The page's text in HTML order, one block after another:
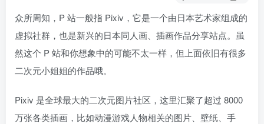
众所周知，P 站一般指 Pixiv，它是一个由日本艺术家组成的
虚拟社群，也是新兴的日本同人画、插画作品分享站点。虽
然这个 P 站和你想象中的可能不太一样，但上面依旧有很多
二次元小姐姐的作品哦。
Pixiv 是全球最大的二次元图片社区，这里汇聚了超过 8000
万张各类插画，比如动漫游戏人物相关的图片、壁纸、手